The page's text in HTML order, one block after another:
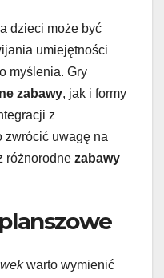
dzieci może być
umiejętności
myślenia. Gry
zabawy, jak i formy
z
zwrócić uwagę na
różnorodne zabawy
warto wymienić